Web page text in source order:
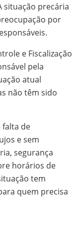
situação precária
por
e Fiscalização
pela
atual
não têm sido
falta de
e sem
segurança
horários de
tem
quem precisa